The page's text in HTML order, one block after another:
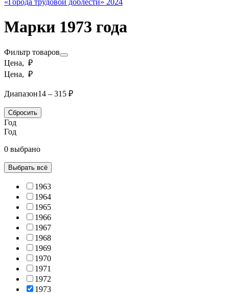
«Города трудовой доблести» 2024
Марки 1973 года
Фильтр товаров
Цена, ₽
Цена, ₽
Диапазон14 – 315 ₽
Сбросить
Год
Год
0 выбрано
Выбрать всё
1963
1964
1965
1966
1967
1968
1969
1970
1971
1972
1973